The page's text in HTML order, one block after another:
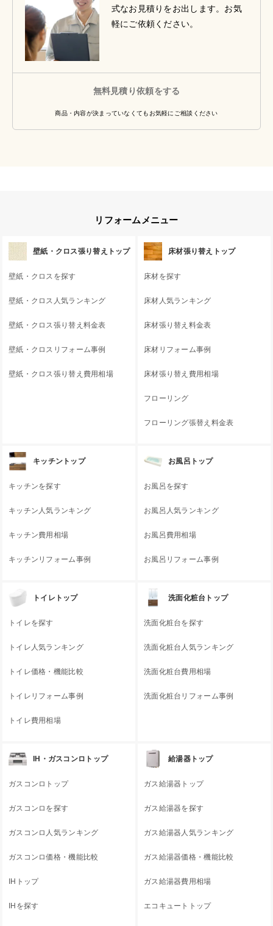
式なお見積りをお出します。お気
軽にご依頼ください。
無料見積り依頼をする
商品・内容が決まっていなくてもお気軽にご相談ください
リフォームメニュー
壁紙・クロス張り替えトップ
壁紙・クロスを探す
壁紙・クロス人気ランキング
壁紙・クロス張り替え料金表
壁紙・クロスリフォーム事例
壁紙・クロス張り替え費用相場
床材張り替えトップ
床材を探す
床材人気ランキング
床材張り替え料金表
床材リフォーム事例
床材張り替え費用相場
フローリング
フローリング張替え料金表
キッチントップ
キッチンを探す
キッチン人気ランキング
キッチン費用相場
キッチンリフォーム事例
お風呂トップ
お風呂を探す
お風呂人気ランキング
お風呂費用相場
お風呂リフォーム事例
トイレトップ
トイレを探す
トイレ人気ランキング
トイレ価格・機能比較
トイレリフォーム事例
トイレ費用相場
洗面化粧台トップ
洗面化粧台を探す
洗面化粧台人気ランキング
洗面化粧台費用相場
洗面化粧台リフォーム事例
IH・ガスコンロトップ
ガスコンロトップ
ガスコンロを探す
ガスコンロ人気ランキング
ガスコンロ価格・機能比較
IHトップ
IHを探す
給湯器トップ
ガス給湯器トップ
ガス給湯器を探す
ガス給湯器人気ランキング
ガス給湯器価格・機能比較
ガス給湯器費用相場
エコキュートトップ